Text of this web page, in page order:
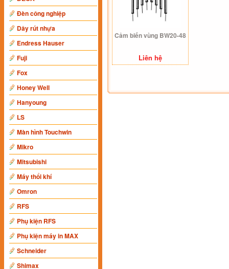
Đèn công nghiệp
Dây rút nhựa
Endress Hauser
Fuji
Fox
Honey Well
Hanyoung
LS
Màn hình Touchwin
Mikro
Mitsubishi
Máy thổi khí
Omron
RFS
Phụ kiện RFS
Phụ kiện máy in MAX
Schneider
Shimax
Cảm biến vùng BW20-48
Liên hệ